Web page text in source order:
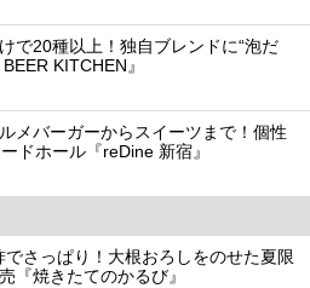
で20種以上！独自ブレンドに“泡だ
KITCHEN』
メバーガーからスイーツまで！個性
ドホール『reDine 新宿』
さっぱり！大根おろしをのせた夏限
『焼きたてのかるび』